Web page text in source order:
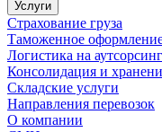
Услуги
Страхование груза
Таможенное
Логистика на аутсорсинг
Консолидация и
Складские услуги
Направления перевозок
О компании